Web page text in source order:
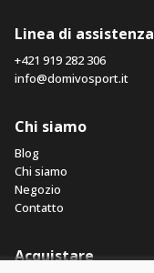
Linea di assistenza
+421 919 282 306
info@domivosport.it
Chi siamo
Blog
Chi siamo
Negozio
Contatto
Acquistare